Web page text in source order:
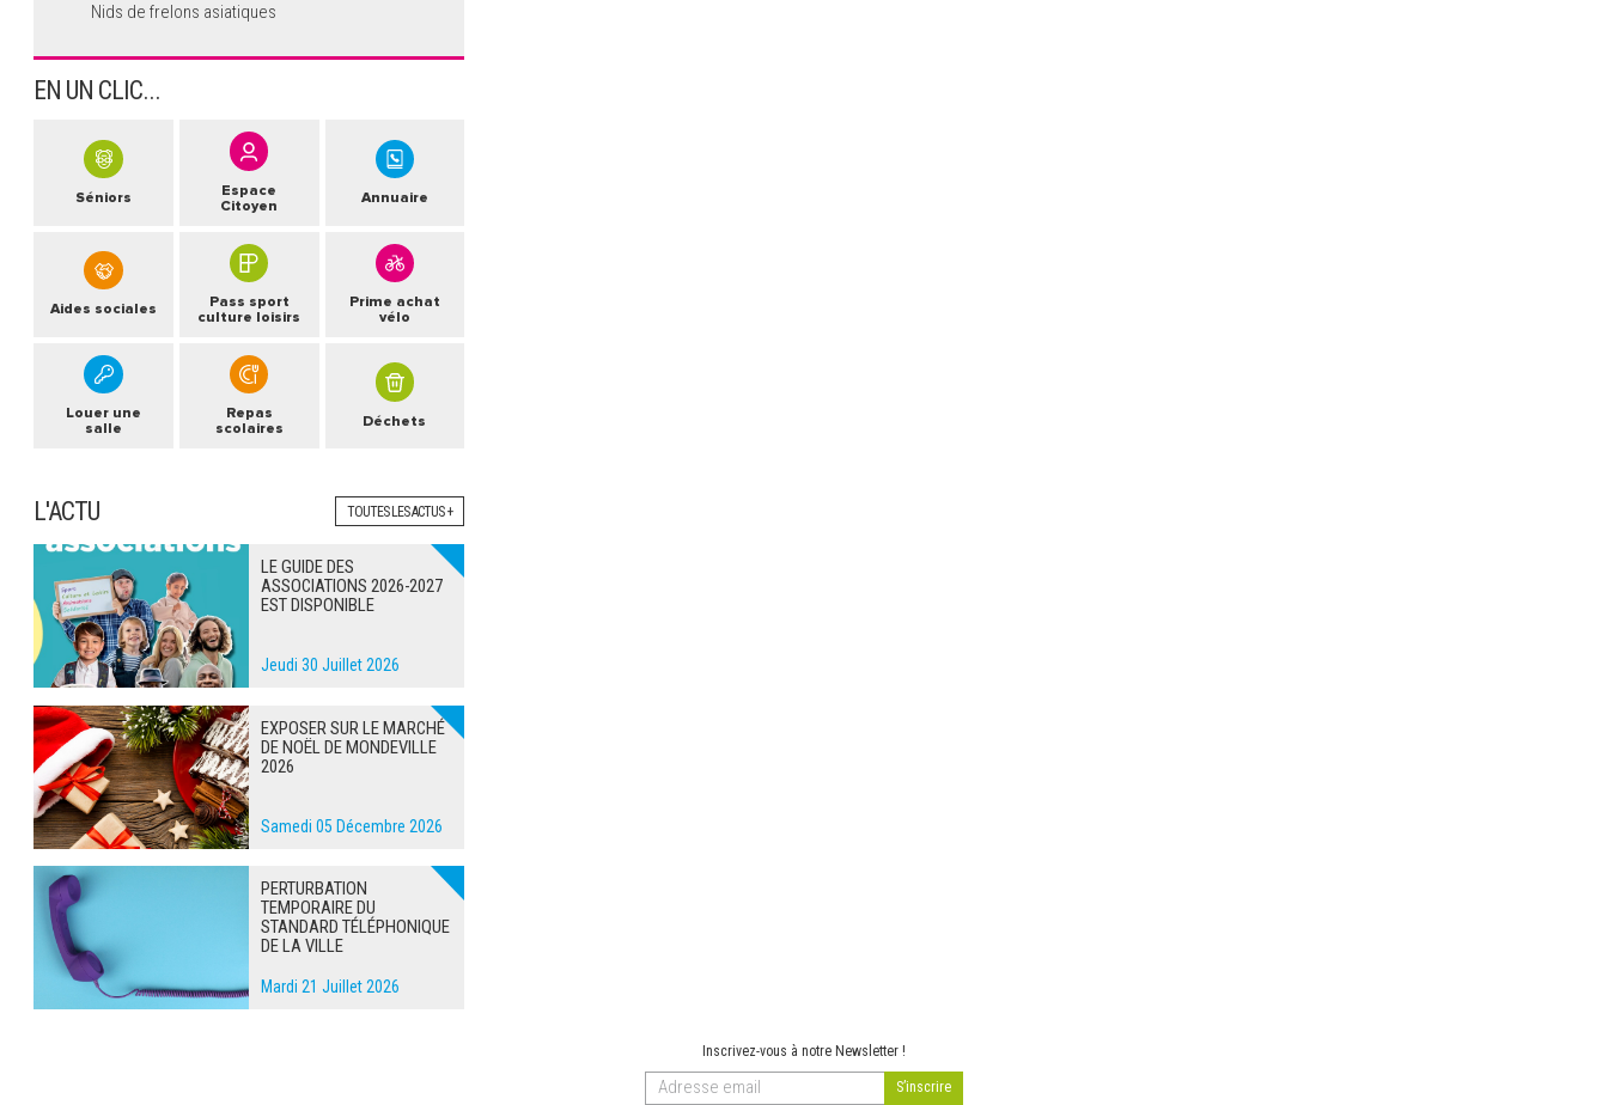
Nids de frelons asiatiques
EN UN CLIC...
Séniors
Espace
Citoyen
Annuaire
Aides sociales
Pass sport
culture loisirs
Prime achat
vélo
Louer une
salle
Repas
scolaires
Déchets
L'ACTU TOUTES LES ACTUS +
LE GUIDE DES
ASSOCIATIONS 2026-2027
EST DISPONIBLE
Jeudi 30 Juillet 2026
EXPOSER SUR LE MARCHÉ
DE NOËL DE MONDEVILLE
2026
Samedi 05 Décembre 2026
PERTURBATION
TEMPORAIRE DU
STANDARD TÉLÉPHONIQUE
DE LA VILLE
Mardi 21 Juillet 2026
Inscrivez-vous à notre Newsletter !